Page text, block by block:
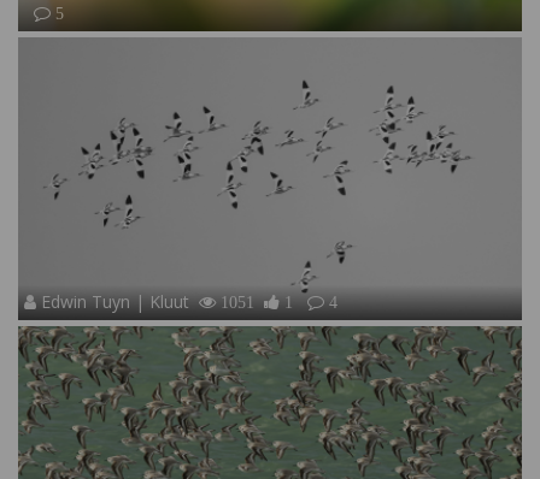
5
Edwin Tuyn | Kluut 1051 1 4